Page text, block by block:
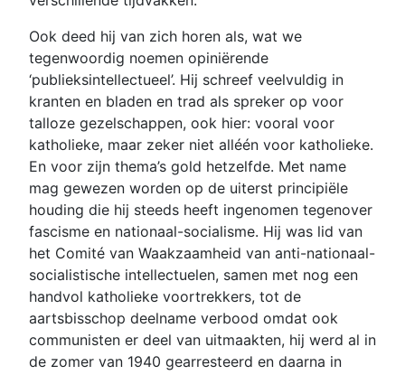
Ook deed hij van zich horen als, wat we
tegenwoordig noemen opiniërende
‘publieksintellectueel’. Hij schreef veelvuldig in
kranten en bladen en trad als spreker op voor
talloze gezelschappen, ook hier: vooral voor
katholieke, maar zeker niet alléén voor katholieke.
En voor zijn thema’s gold hetzelfde. Met name
mag gewezen worden op de uiterst principiële
houding die hij steeds heeft ingenomen tegenover
fascisme en nationaal-socialisme. Hij was lid van
het Comité van Waakzaamheid van anti-nationaal-
socialistische intellectuelen, samen met nog een
handvol katholieke voortrekkers, tot de
aartsbisschop deelname verbood omdat ook
communisten er deel van uitmaakten, hij werd al in
de zomer van 1940 gearresteerd en daarna in